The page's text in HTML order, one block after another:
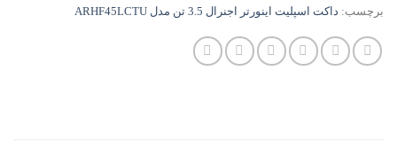
برچسب: داکت اسپلیت اینورتر اجنرال 3.5 تن مدل ARHF45LCTU